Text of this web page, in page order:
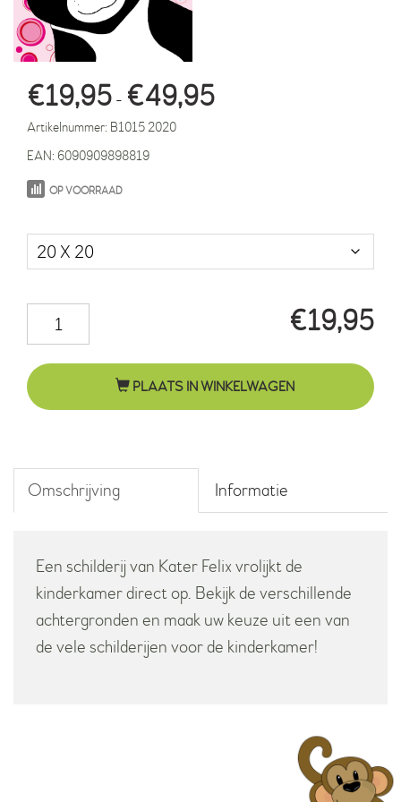
€19,95 - €49,95
Artikelnummer: B1015 2020
EAN: 6090909898819
OP VOORRAAD
€19,95
Felix
roze
cirkels PLAATS IN WINKELWAGEN
Omschrijving Informatie
Een schilderij van Kater Felix vrolijkt de
kinderkamer direct op. Bekijk de verschillende
achtergronden en maak uw keuze uit een van
de vele schilderijen voor de kinderkamer!